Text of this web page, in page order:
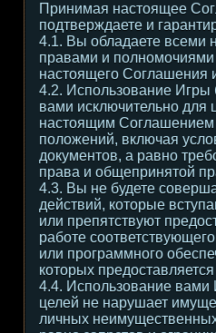
Принимая настоящее
подтверждаете и
4.1. Вы обладаете всеми
правами и полномочиями
настоящего Соглашения
4.2. Использование Игры
вами исключительно для
настоящим Соглашением
положений, включая
документов, а равно
права и общепринятой
4.3. Вы не будете
действий, которые
или препятствуют
работе
или программного
которых
4.4. Использование вами
целей не нарушает
личных